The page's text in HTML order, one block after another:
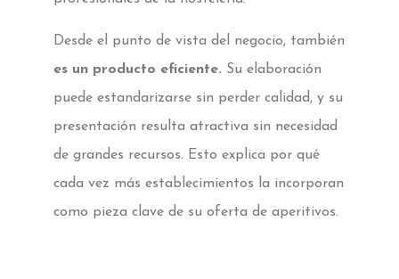
Desde el punto de vista del negocio, también
es un producto eficiente. Su elaboración
puede estandarizarse sin perder calidad, y su
presentación resulta atractiva sin necesidad
de grandes recursos. Esto explica por qué
cada vez más establecimientos la incorporan
como pieza clave de su oferta de aperitivos.